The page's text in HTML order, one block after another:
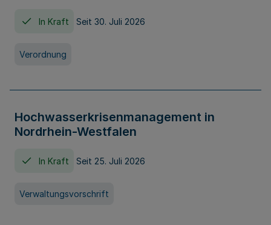
In Kraft Seit 30. Juli 2026
Verordnung
Hochwasserkrisenmanagement in
Nordrhein-Westfalen
In Kraft Seit 25. Juli 2026
Verwaltungsvorschrift